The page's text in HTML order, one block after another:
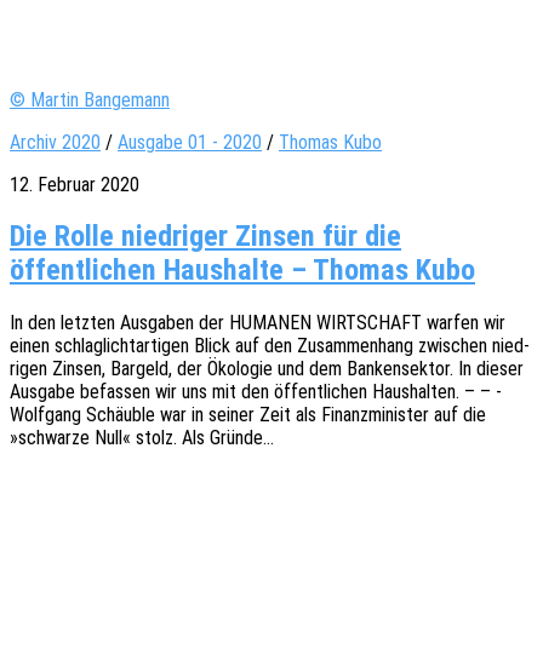
© Martin Bangemann
Archiv 2020 / Ausgabe 01 - 2020 / Thomas Kubo
12. Februar 2020
Die Rolle niedriger Zinsen für die
öffentlichen Haushalte – Thomas Kubo
In den letz­ten Ausga­ben der HUMANEN WIRTSCHAFT warfen wir
einen schlag­licht­ar­ti­gen Blick auf den Zusam­men­hang zwischen nied­
ri­gen Zinsen, Bargeld, der Ökolo­gie und dem Banken­sek­tor. In dieser
Ausga­be befas­sen wir uns mit den öffent­li­chen Haus­hal­ten. – – -
Wolf­gang Schäub­le war in seiner Zeit als Finanz­mi­nis­ter auf die
»schwar­ze Null« stolz. Als Gründe…